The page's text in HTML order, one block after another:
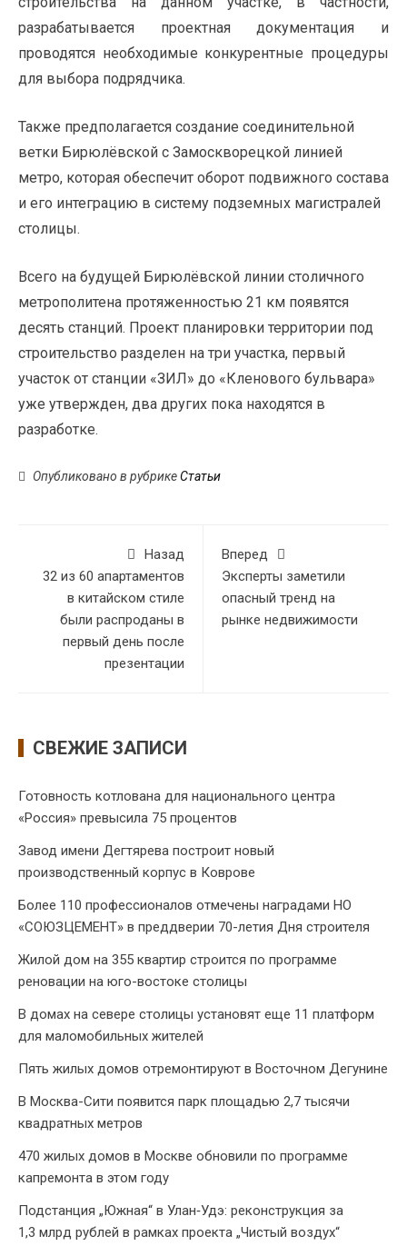
разрабатывается проектная документация и
проводятся необходимые конкурентные процедуры
для выбора подрядчика.
Также предполагается создание соединительной
ветки Бирюлёвской с Замоскворецкой линией
метро, которая обеспечит оборот подвижного состава
и его интеграцию в систему подземных магистралей
столицы.
Всего на будущей Бирюлёвской линии столичного
метрополитена протяженностью 21 км появятся
десять станций. Проект планировки территории под
строительство разделен на три участка, первый
участок от станции «ЗИЛ» до «Кленового бульвара»
уже утвержден, два других пока находятся в
разработке.
Опубликовано в рубрикеСтатьи
Назад
32 из 60 апартаментов
в китайском стиле
были распроданы в
первый день после
презентации
Вперед
Эксперты заметили
опасный тренд на
рынке недвижимости
СВЕЖИЕ ЗАПИСИ
Готовность котлована для национального центра
«Россия» превысила 75 процентов
Завод имени Дегтярева построит новый
производственный корпус в Коврове
Более 110 профессионалов отмечены наградами НО
«СОЮЗЦЕМЕНТ» в преддверии 70-летия Дня строителя
Жилой дом на 355 квартир строится по программе
реновации на юго-востоке столицы
В домах на севере столицы установят еще 11 платформ
для маломобильных жителей
Пять жилых домов отремонтируют в Восточном Дегунине
В Москва-Сити появится парк площадью 2,7 тысячи
квадратных метров
470 жилых домов в Москве обновили по программе
капремонта в этом году
Подстанция „Южная“ в Улан‑Удэ: реконструкция за
1,3 млрд рублей в рамках проекта „Чистый воздух“